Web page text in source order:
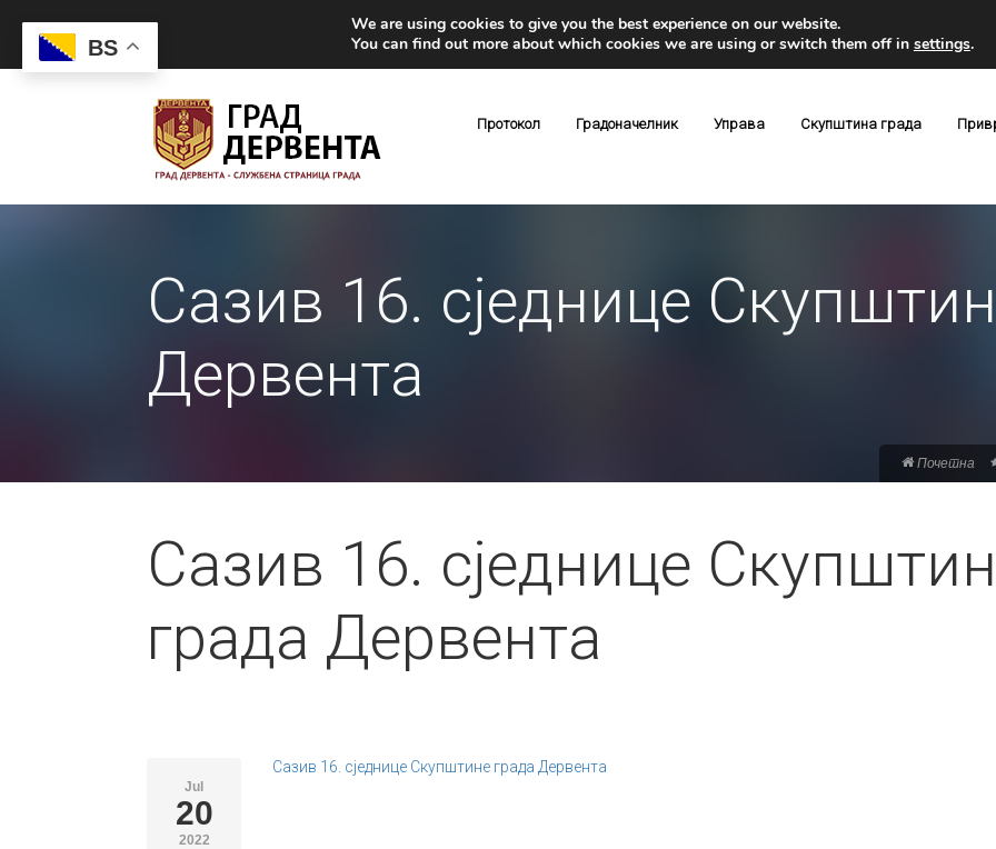
Протокол Градоначелник Управа Скупштина града
Сазив 16. сједнице
Дервента
Почетна
Сазив 16. сједнице
града Дервента
Jul
20
2022
Сазив 16. сједнице Скупштине града Дервента
BS
We are using cookies to give you the best experience on our website.
You can find out more about which cookies we are using or switch them off in settings.